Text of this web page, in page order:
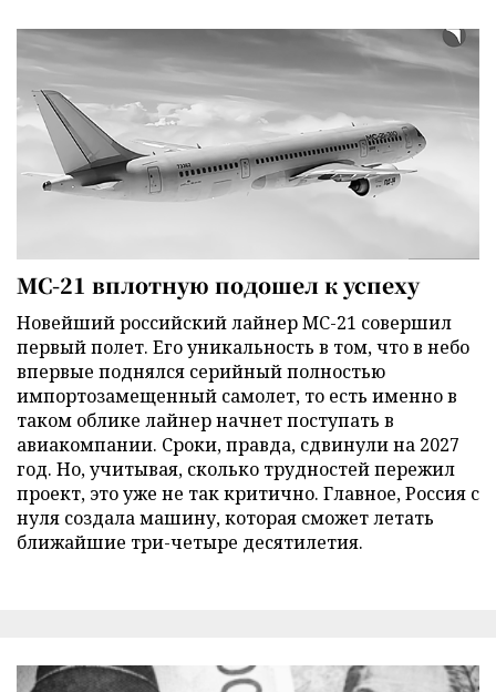
МС-21 вплотную подошел к успеху
Новейший российский лайнер МС-21 совершил
первый полет. Его уникальность в том, что в небо
впервые поднялся серийный полностью
импортозамещенный самолет, то есть именно в
таком облике лайнер начнет поступать в
авиакомпании. Сроки, правда, сдвинули на 2027
год. Но, учитывая, сколько трудностей пережил
проект, это уже не так критично. Главное, Россия с
нуля создала машину, которая сможет летать
ближайшие три-четыре десятилетия.